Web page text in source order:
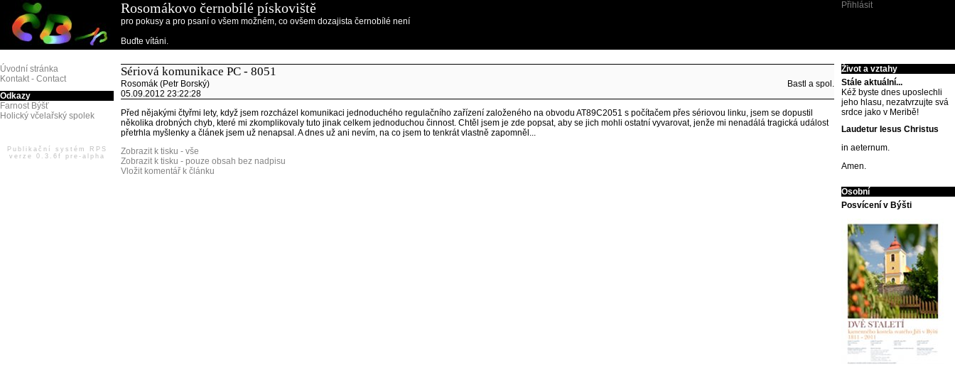
Rosomákovo černobílé pískoviště
pro pokusy a pro psaní o všem možném, co ovšem dozajista černobílé není
Buďte vítáni.
Přihlásit
Úvodní stránka
Kontakt - Contact
Odkazy
Farnost Býšť
Holický včelařský spolek
Publikační systém RPS
verze 0.3.6f pre-alpha
Sériová komunikace PC - 8051
Bastl a spol.
Rosomák (Petr Borský)
05.09.2012 23:22:28
Před nějakými čtyřmi lety, když jsem rozcházel komunikaci jednoduchého regulačního zařízení založeného na obvodu AT89C2051 s počítačem přes sériovou linku, jsem se dopustil
několika drobných chyb, které mi zkomplikovaly tuto jinak celkem jednoduchou činnost. Chtěl jsem je zde popsat, aby se jich mohli ostatní vyvarovat, jenže mi nenadálá tragická událost
přetrhla myšlenky a článek jsem už nenapsal. A dnes už ani nevím, na co jsem to tenkrát vlastně zapomněl...
Zobrazit k tisku - vše
Zobrazit k tisku - pouze obsah bez nadpisu
Vložit komentář k článku
Život a vztahy
Stále aktuální...
Kéž byste dnes uposlechli
jeho hlasu, nezatvrzujte svá
srdce jako v Meribě!
Laudetur Iesus Christus
in aeternum.
Amen.
Osobní
Posvícení v Býšti